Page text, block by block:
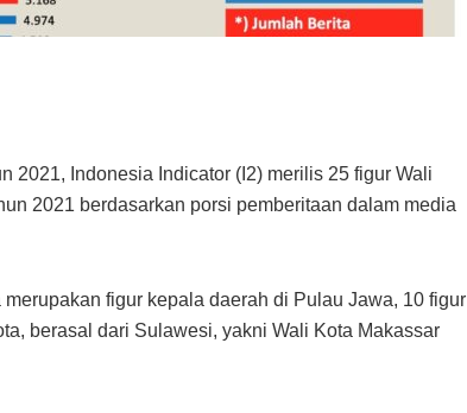
2021, Indonesia Indicator (I2) merilis 25 figur Wali
2021 berdasarkan porsi pemberitaan dalam media
figur kepala daerah di Pulau Jawa, 10 figur
berasal dari Sulawesi, yakni Wali Kota Makassar